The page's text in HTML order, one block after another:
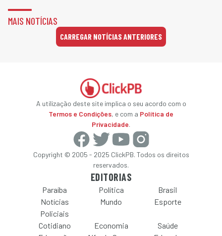
MAIS NOTÍCIAS
CARREGAR NOTÍCIAS ANTERIORES
A utilização deste site implica o seu acordo com o
Termos e Condições, e com a Política de
Privacidade.
Copyright © 2005 - 2025 ClickPB. Todos os direitos
reservados.
EDITORIAS
Paraíba Política
Brasil
Notícias
Policiais
Mundo Esporte
Cotidiano Economia
Saúde